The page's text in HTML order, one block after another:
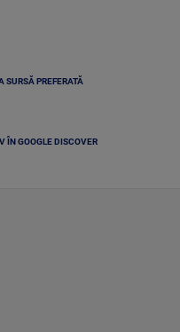
SURSĂ PREFERATĂ
ÎN GOOGLE DISCOVER